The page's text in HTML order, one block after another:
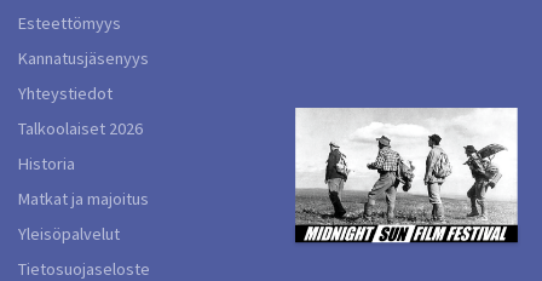
Esteettömyys
Kannatusjäsenyys
Yhteystiedot
Talkoolaiset 2026
Historia
Matkat ja majoitus
Yleisöpalvelut
Tietosuojaseloste